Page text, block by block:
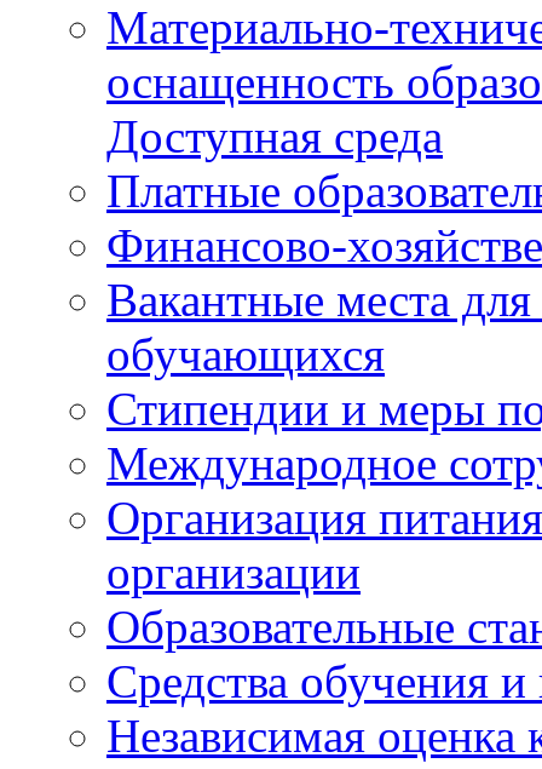
Материально-
оснащенность
Доступная среда
Платные
Финансово-
Вакантные места
обучающихся
Стипендии и меры
Международное
Организация
организации
Образовательные
Средства обучения и
Независимая оценка